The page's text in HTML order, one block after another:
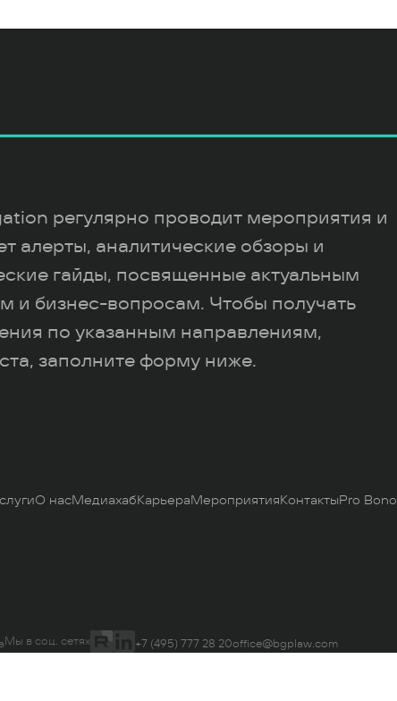
регулярно проводит мероприятия и
алерты, аналитические обзоры и
гайды, посвященные актуальным
и бизнес-вопросам. Чтобы получать
по указанным направлениям,
заполните форму ниже.
О насМедиахабКарьераМероприятияКонтактыPro Bono
Мы в соц. сетях +7 (495) 777 28 20office@bgplaw.com